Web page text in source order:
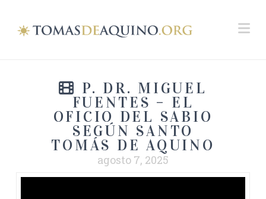
P. DR. MIGUEL
FUENTES – EL
OFICIO DEL SABIO
SEGÚN SANTO
TOMÁS DE AQUINO
agosto 7, 2025